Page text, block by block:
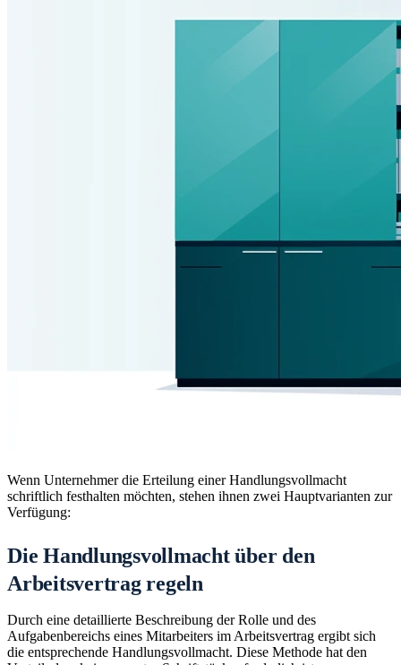
Wenn Unternehmer die Erteilung einer Handlungsvollmacht
schriftlich festhalten möchten, stehen ihnen zwei Hauptvarianten zur
Verfügung:
Die Handlungsvollmacht über den
Arbeitsvertrag regeln
Durch eine detaillierte Beschreibung der Rolle und des
Aufgabenbereichs eines Mitarbeiters im Arbeitsvertrag ergibt sich
die entsprechende Handlungsvollmacht. Diese Methode hat den